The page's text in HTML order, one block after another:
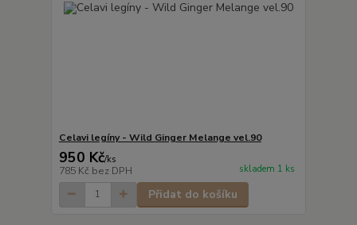
Celavi legíny - Wild Ginger Melange vel.90
950 Kč/ks
785 Kč bez DPH skladem 1 ks
Přidat do košíku